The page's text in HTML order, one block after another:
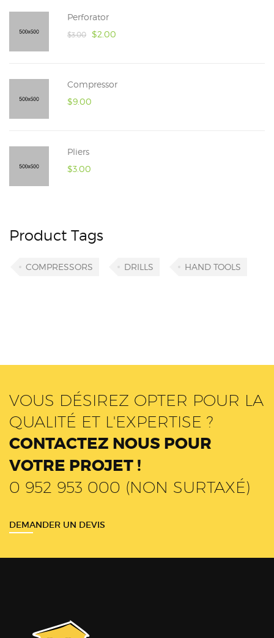
Perforator
$3.00 $2.00
Compressor
$9.00
Pliers
$3.00
Product Tags
COMPRESSORS DRILLS HAND TOOLS
VOUS DÉSIREZ OPTER POUR LA
QUALITÉ ET L'EXPERTISE ?
CONTACTEZ NOUS POUR
VOTRE PROJET !
0 952 953 000 (NON SURTAXÉ)
DEMANDER UN DEVIS